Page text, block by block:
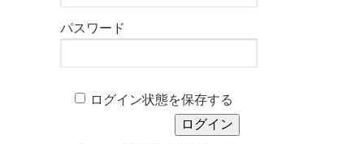
パスワード
ログイン状態を保存する